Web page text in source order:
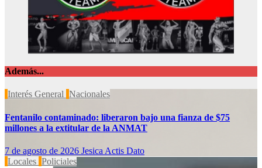
Además...
Interés General Nacionales
Fentanilo contaminado: liberaron bajo una fianza de $75
millones a la extitular de la ANMAT
7 de agosto de 2026 Jesica Actis Dato
Locales Policiales